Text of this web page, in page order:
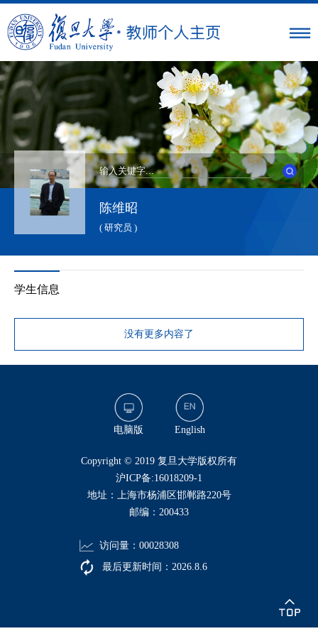
陈维昭
( 研究员 )
学生信息
没有更多内容了
电脑版 English
​Copyright © 2019 复旦大学版权所有
沪ICP备:16018209-1
地址：上海市杨浦区邯郸路220号
邮编：200433
访问量： 00028308
最后更新时间： 2026 8 6